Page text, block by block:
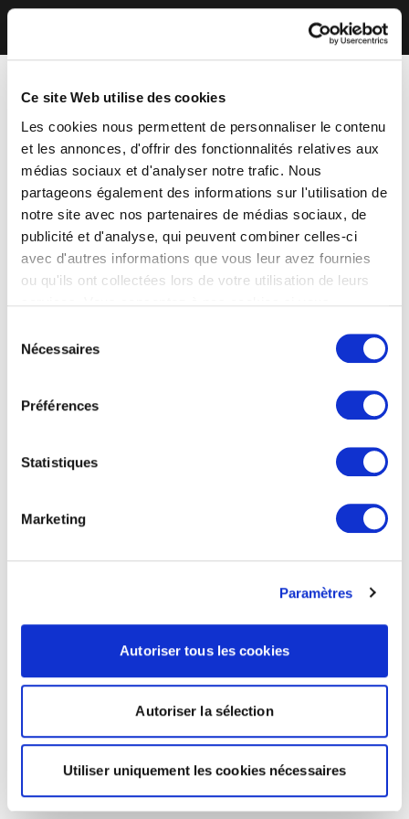
Ce site Web utilise des cookies
Les cookies nous permettent de personnaliser le contenu
et les annonces, d'offrir des fonctionnalités relatives aux
médias sociaux et d'analyser notre trafic. Nous
partageons également des informations sur l'utilisation de
notre site avec nos partenaires de médias sociaux, de
publicité et d'analyse, qui peuvent combiner celles-ci
avec d'autres informations que vous leur avez fournies
ou qu'ils ont collectées lors de votre utilisation de leurs
Nécessaires
Préférences
Statistiques
Marketing
Paramètres
Autoriser tous les cookies
Autoriser la sélection
Utiliser uniquement les cookies nécessaires